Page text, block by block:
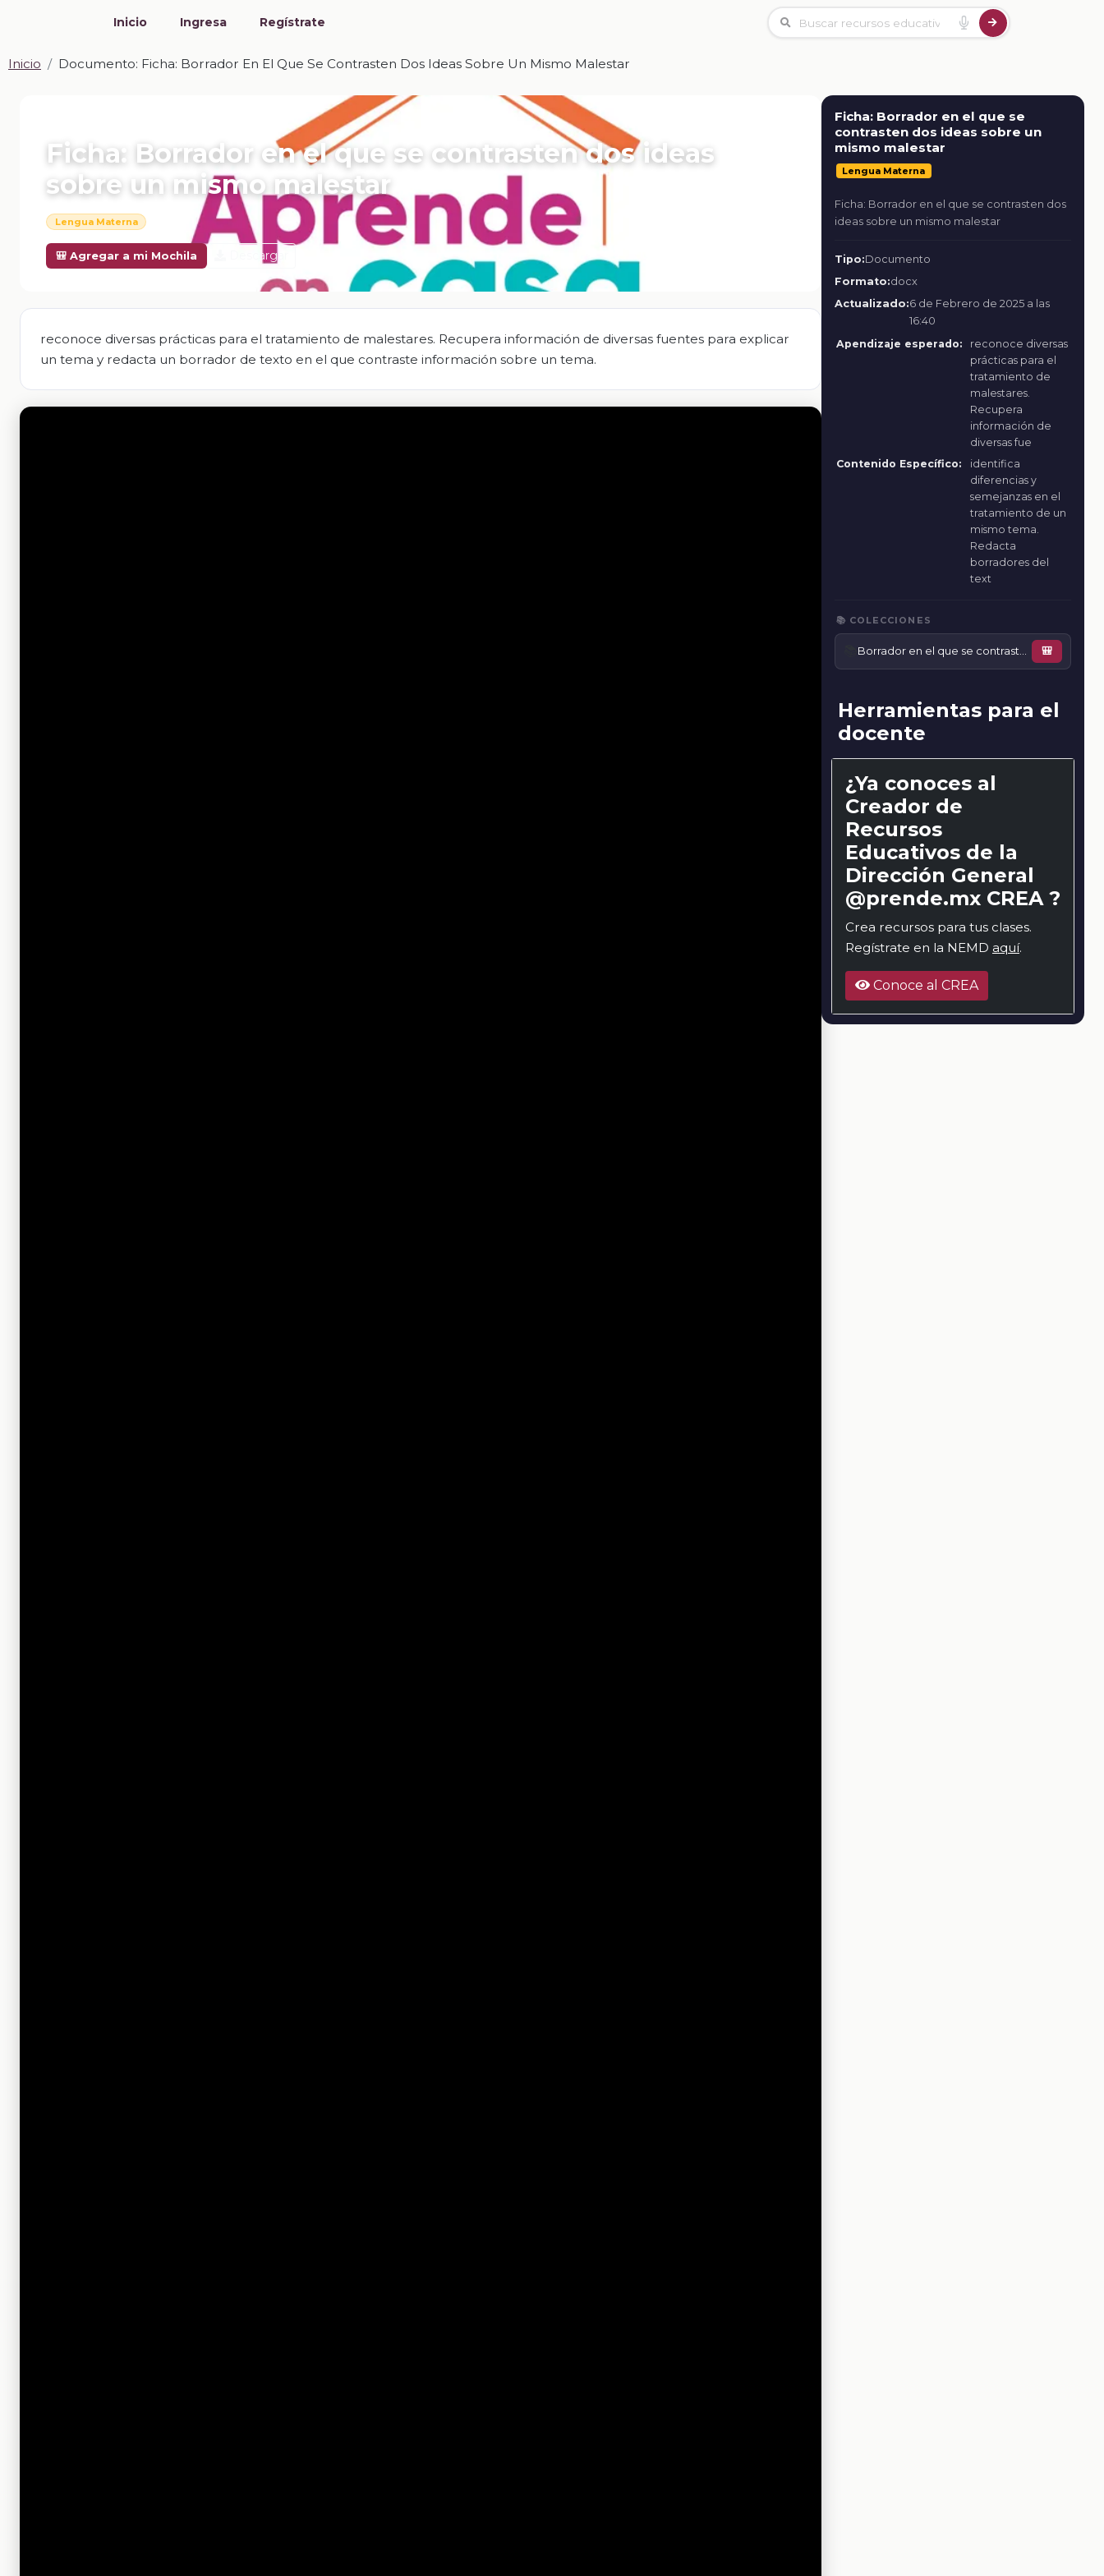
Inicio Ingresa Regístrate
Inicio Documento: Ficha: Borrador En El Que Se Contrasten Dos Ideas Sobre Un Mismo Malestar
Ficha: Borrador en el que se contrasten dos ideas
sobre un mismo malestar
Lengua Materna
🎒 Agregar a mi Mochila Descargar
reconoce diversas prácticas para el tratamiento de malestares. Recupera información de diversas fuentes para explicar
un tema y redacta un borrador de texto en el que contraste información sobre un tema.
Ficha: Borrador en el que se
contrasten dos ideas sobre un
mismo malestar
Lengua Materna
Ficha: Borrador en el que se contrasten dos
ideas sobre un mismo malestar
Tipo:Documento
Formato:docx
Actualizado:6 de Febrero de 2025 a las
16:40
Apendizaje esperado:
reconoce diversas
prácticas para el
tratamiento de
malestares.
Recupera
información de
diversas fue
Contenido Específico:
identifica
diferencias y
semejanzas en el
tratamiento de un
mismo tema.
Redacta
borradores del
text
📚 COLECCIONES
Borrador en el que se contrasten dos ideas sobre un mismo malestar 🎒
Herramientas para el
docente
¿Ya conoces al
Creador de
Recursos
Educativos de la
Dirección General
@prende.mx CREA ?
Crea recursos para tus clases.
Regístrate en la NEMD aquí.
Conoce al CREA